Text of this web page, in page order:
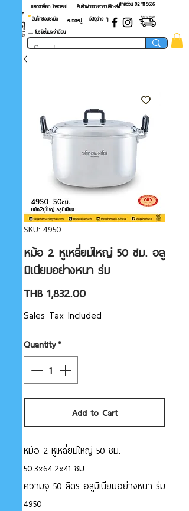
แคตตาล็อก โหลดเลย! สายด่วน 02 ​111 5656
สินค้าฝากขายราคาปลีก-ส่ง
สินค้าชอบชะมัด
หมวดหมู่
วัสดุต่าง ๆ
.... โปรโมชั่นประจำเดือน
SKU: 4950
หม้อ 2 หูเหลี่ยมใหญ่ 50 ซม. อลู
มิเนียมอย่างหนา ร่ม
THB 1,832.00Price
Sales Tax Included
Quantity*
Add to Cart
หม้อ 2 หูเหลี่ยมใหญ่ 50 ซม.
50.3x64.2x41 ซม.
ความจุ 50 ลิตร อลูมิเนียมอย่างหนา ร่ม
4950